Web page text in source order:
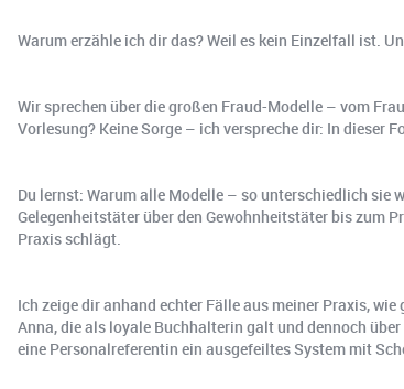
Warum erzähle ich dir das? Weil es kein Einzelfall ist.
Wir sprechen über die großen Fraud-Modelle – vom
Vorlesung? Keine Sorge – ich verspreche dir: In dieser
Du lernst: Warum alle Modelle – so unterschiedlich sie
Gelegenheitstäter über den Gewohnheitstäter bis zum
Praxis schlägt.
Ich zeige dir anhand echter Fälle aus meiner Praxis,
Anna, die als loyale Buchhalterin galt und dennoch
eine Personalreferentin ein ausgefeiltes System mit